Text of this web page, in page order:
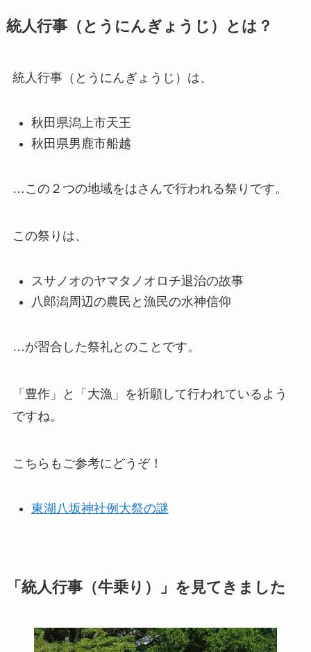
統人行事（とうにんぎょうじ）とは？
統人行事（とうにんぎょうじ）は、
秋田県潟上市天王
秋田県男鹿市船越
…この２つの地域をはさんで行われる祭りです。
この祭りは、
スサノオのヤマタノオロチ退治の故事
八郎潟周辺の農民と漁民の水神信仰
…が習合した祭礼とのことです。
「豊作」と「大漁」を祈願して行われているよう
ですね。
こちらもご参考にどうぞ！
東湖八坂神社例大祭の謎
「統人行事（牛乗り）」を見てきました